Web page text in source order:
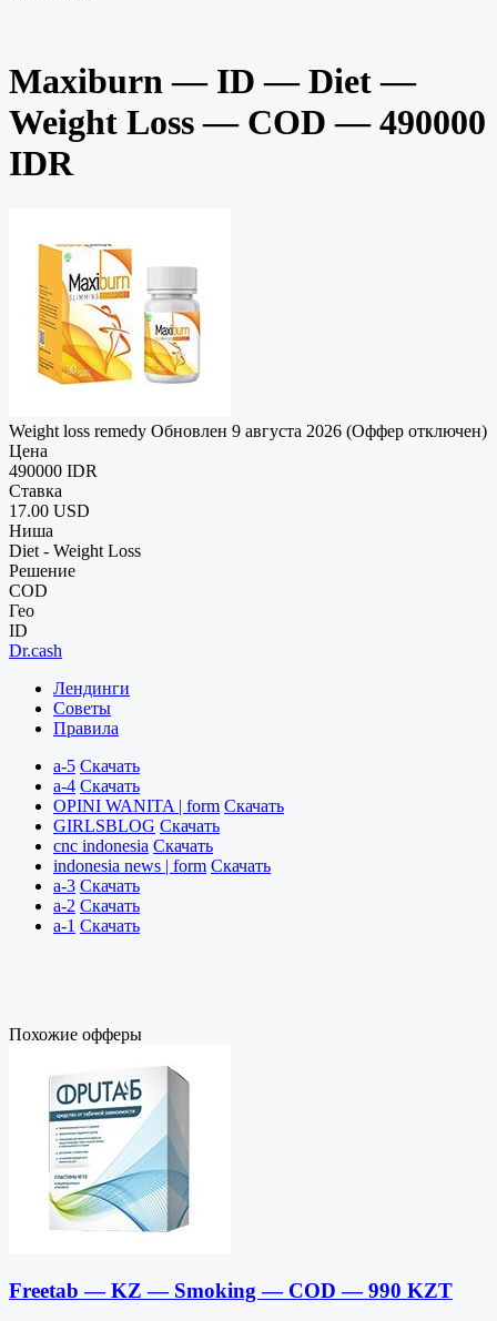
Maxiburn — ID — Diet —
Weight Loss — COD — 490000
IDR
Weight loss remedy Обновлен 9 августа 2026 (Оффер отключен)
Цена
490000 IDR
Ставка
17.00 USD
Ниша
Diet - Weight Loss
Решение
COD
Гео
ID
Dr.cash
Лендинги
Советы
Правила
a-5 Скачать
a-4 Скачать
OPINI WANITA | form Скачать
GIRLSBLOG Скачать
cnc indonesia Скачать
indonesia news | form Скачать
a-3 Скачать
a-2 Скачать
a-1 Скачать
Похожие офферы
Freetab — KZ — Smoking — COD — 990 KZT